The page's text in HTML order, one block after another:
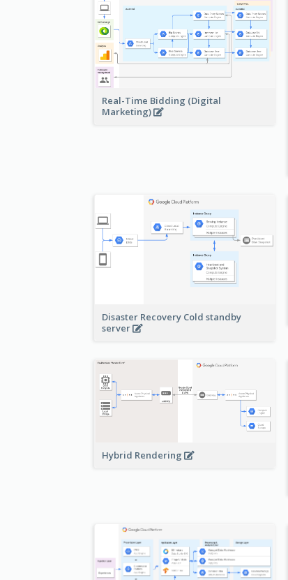
Real-Time Bidding (Digital
Marketing)
Disaster Recovery Cold standby
server
Hybrid Rendering